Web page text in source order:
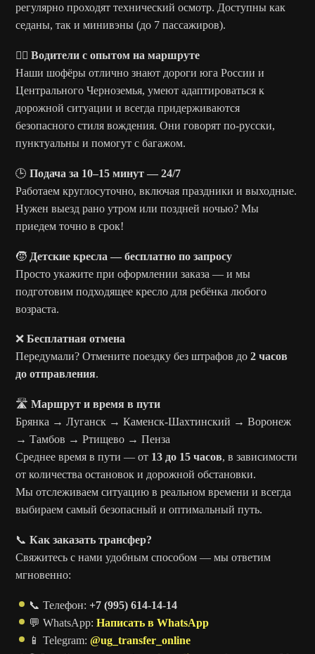
регулярно проходят технический осмотр. Доступны как
седаны, так и минивэны (до 7 пассажиров).
👨‍✈️Водители с опытом на маршруте
Наши шофёры отлично знают дороги юга России и
Центрального Черноземья, умеют адаптироваться к
дорожной ситуации и всегда придерживаются
безопасного стиля вождения. Они говорят по-русски,
пунктуальны и помогут с багажом.
🕒Подача за 10–15 минут — 24/7
Работаем круглосуточно, включая праздники и выходные.
Нужен выезд рано утром или поздней ночью? Мы
приедем точно в срок!
🧒 Детские кресла — бесплатно по запросу
Просто укажите при оформлении заказа — и мы
подготовим подходящее кресло для ребёнка любого
возраста.
❌Бесплатная отмена
Передумали? Отмените поездку без штрафов до2 часов
до отправления.
🛣️Маршрут и время в пути
Брянка → Луганск → Каменск-Шахтинский → Воронеж
→ Тамбов → Ртищево → Пенза
Среднее время в пути — от 13 до 15 часов, в зависимости
от количества остановок и дорожной обстановки.
Мы отслеживаем ситуацию в реальном времени и всегда
выбираем самый безопасный и оптимальный путь.
📞Как заказать трансфер?
Свяжитесь с нами удобным способом — мы ответим
мгновенно:
📞 Телефон:+7 (995) 614-14-14
💬 WhatsApp:Написать в WhatsApp
📱 Telegram:@ug_transfer_online